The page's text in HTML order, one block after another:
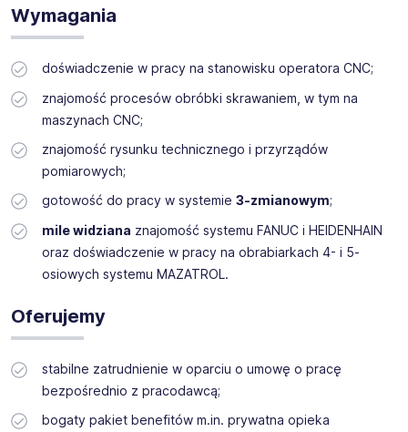
Wymagania
doświadczenie w pracy na stanowisku operatora CNC;
znajomość procesów obróbki skrawaniem, w tym na
maszynach CNC;
znajomość rysunku technicznego i przyrządów
pomiarowych;
gotowość do pracy w systemie 3-zmianowym;
mile widziana znajomość systemu FANUC i HEIDENHAIN
oraz doświadczenie w pracy na obrabiarkach 4- i 5-
osiowych systemu MAZATROL.
Oferujemy
stabilne zatrudnienie w oparciu o umowę o pracę
bezpośrednio z pracodawcą;
bogaty pakiet benefitów m.in. prywatna opieka